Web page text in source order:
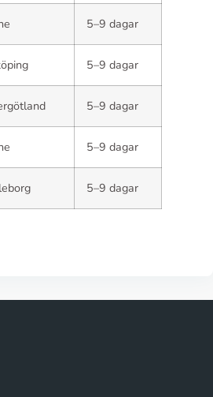
5–9 dagar
5–9 dagar
5–9 dagar
5–9 dagar
5–9 dagar